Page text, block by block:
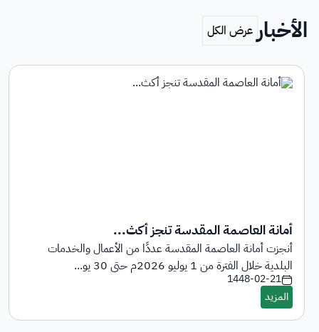
الأخبار
أمانة العاصمة المقدسة تنجز أكث...
أنجزت أمانة العاصمة المقدسة عددًا من الأعمال والخدمات
البلدية خلال الفترة من 1 يوليو 2026م حتى 30 يو...
1448-02-21